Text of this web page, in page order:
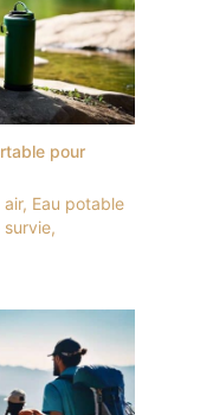
pour
air, Eau potable
survie,